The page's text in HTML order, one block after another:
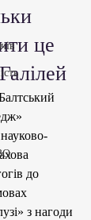
це
науково-
до
з нагоди